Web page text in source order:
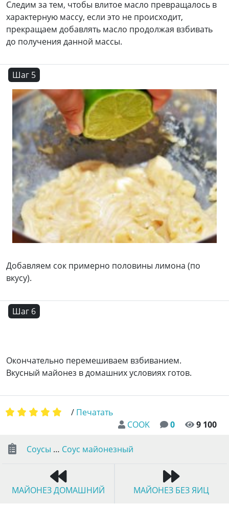
Следим за тем, чтобы влитое масло превращалось в
характерную массу, если это не происходит,
прекращаем добавлять масло продолжая взбивать
до получения данной массы.
Шаг 5
Добавляем сок примерно половины лимона (по
вкусу).
Шаг 6
Окончательно перемешиваем взбиванием.
Вкусный майонез в домашних условиях готов.
COOK 0 9 100
/ Печатать
Соусы … Соус майонезный
МАЙОНЕЗ ДОМАШНИЙ МАЙОНЕЗ БЕЗ ЯИЦ